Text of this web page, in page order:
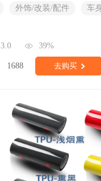
外饰/改装/配件 车
3.0 39%
1688 去购买